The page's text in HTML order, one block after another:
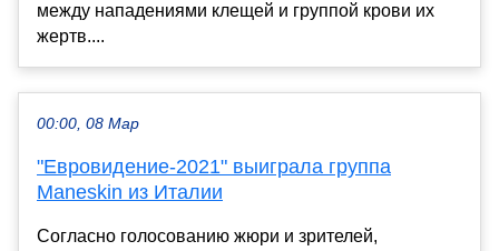
между нападениями клещей и группой крови их
жертв....
00:00, 08 Мар
"Евровидение-2021" выиграла группа
Maneskin из Италии
Согласно голосованию жюри и зрителей,